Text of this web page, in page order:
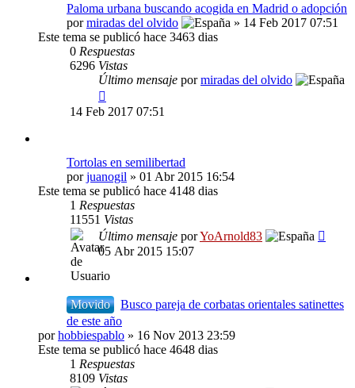
Paloma urbana buscando acogida en Madrid o adopción
pormiradas del olvido
» 14 Feb 2017 07:51
Este tema se publicó hace 3463 dias
0 Respuestas
6296 Vistas
Último mensaje pormiradas del olvido
14 Feb 2017 07:51
Tortolas en semilibertad
porjuanogil » 01 Abr 2015 16:54
Este tema se publicó hace 4148 dias
1 Respuestas
11551 Vistas
Último mensaje porYoArnold83
05 Abr 2015 15:07
Movido
Busco pareja de corbatas orientales satinettes
de este año
porhobbiespablo » 16 Nov 2013 23:59
Este tema se publicó hace 4648 dias
1 Respuestas
8109 Vistas